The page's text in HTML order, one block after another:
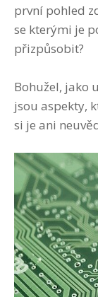
první pohled
se kterými je
přizpůsobit?
Bohužel, jako
jsou aspekty,
si je ani